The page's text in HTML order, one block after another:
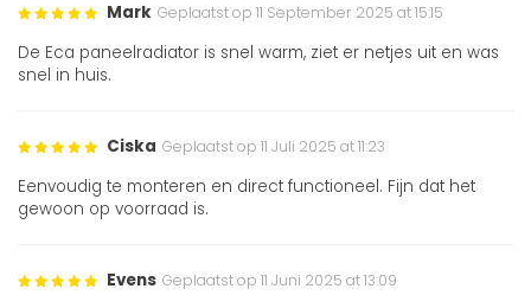
Mark Geplaatst op 11 September 2025 at 15:15
De Eca paneelradiator is snel warm, ziet er netjes uit en was
snel in huis.
Ciska Geplaatst op 11 Juli 2025 at 11:23
Eenvoudig te monteren en direct functioneel. Fijn dat het
gewoon op voorraad is.
Evens Geplaatst op 11 Juni 2025 at 13:09